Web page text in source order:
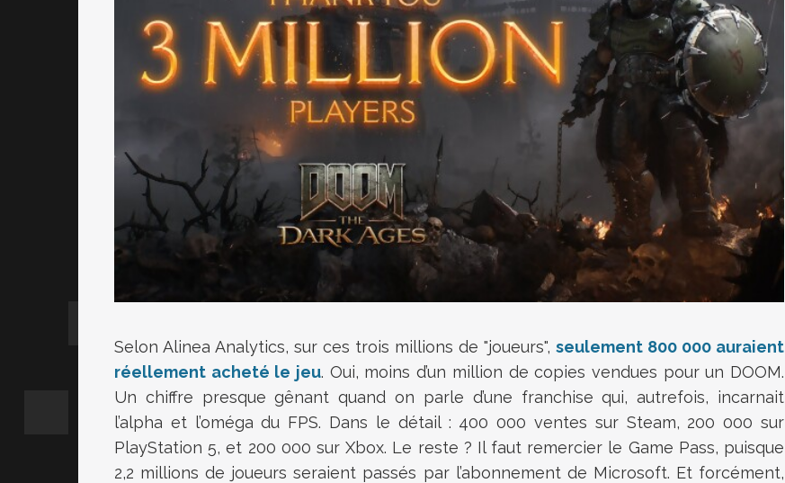
Selon Alinea Analytics, sur ces trois millions de "joueurs", seulement 800 000 auraient
réellement acheté le jeu. Oui, moins d’un million de copies vendues pour un DOOM.
Un chiffre presque gênant quand on parle d’une franchise qui, autrefois, incarnait
l’alpha et l’oméga du FPS. Dans le détail : 400 000 ventes sur Steam, 200 000 sur
PlayStation 5, et 200 000 sur Xbox. Le reste ? Il faut remercier le Game Pass, puisque
2,2 millions de joueurs seraient passés par l’abonnement de Microsoft. Et forcément,